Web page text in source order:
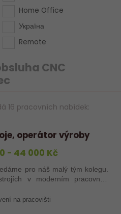
Home Office
Україна
Remote
CNC
16 pracovních nabídek:
operátor výroby
- 44 000 Kč
pro náš malý tým kolegu.
v moderním pracovním
na pracovišti